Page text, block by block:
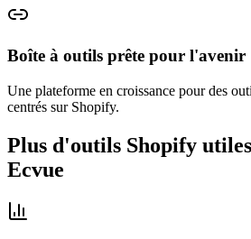
Boîte à outils prête pour l'avenir
Une plateforme en croissance pour des
centrés sur Shopify.
Plus d'outils Shopify
Ecvue